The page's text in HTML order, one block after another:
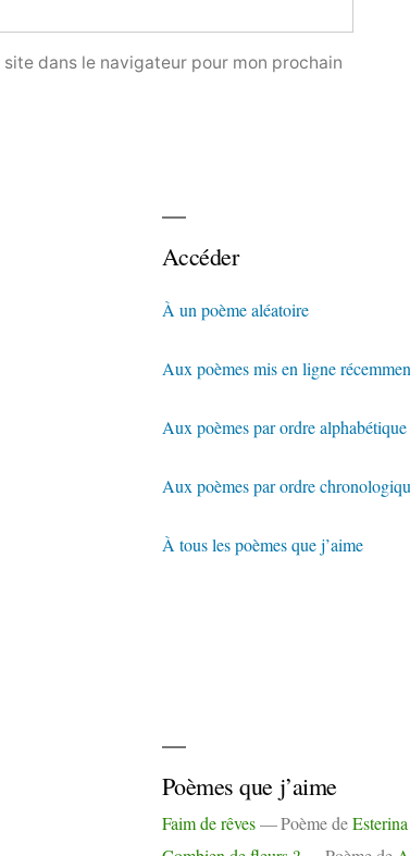
dans le navigateur pour mon prochain
Accéder
À un poème aléatoire
Aux poèmes mis en ligne
Aux poèmes par ordre alphabétique
Aux poèmes par ordre
À tous les poèmes que j’aime
Poèmes que j’aime
Faim de rêves Poème deEsterina